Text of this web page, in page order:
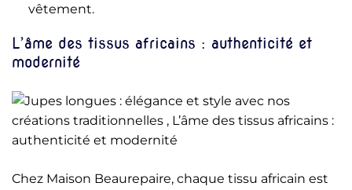
vêtement.
L’âme des tissus africains : authenticité et
modernité
Chez Maison Beaurepaire, chaque tissu africain est